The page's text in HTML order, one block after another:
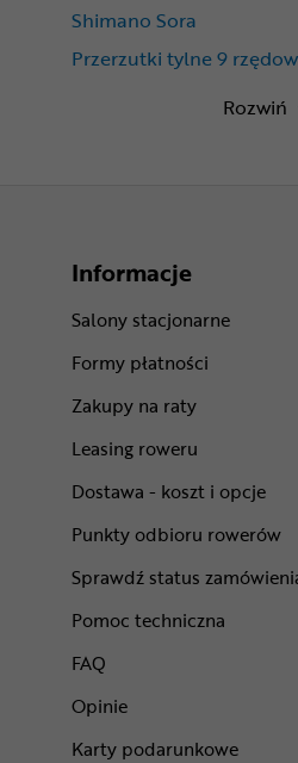
Shimano Sora
Przerzutki tylne 9
Shimano Sora R3000Rozwiń
Informacje
Salony stacjonarne
Formy płatności
Zakupy na raty
Leasing roweru
Dostawa - koszt i opcje
Punkty odbioru rowerów
Sprawdź status
Pomoc techniczna
FAQ
Opinie
Karty podarunkowe